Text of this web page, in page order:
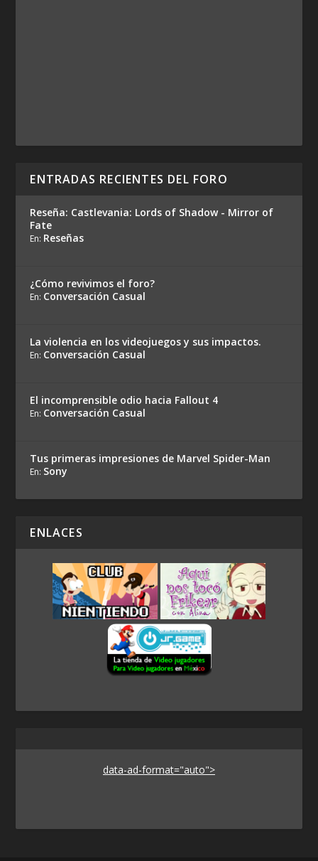
ENTRADAS RECIENTES DEL FORO
Reseña: Castlevania: Lords of Shadow - Mirror of
Fate
En: Reseñas
¿Cómo revivimos el foro?
En: Conversación Casual
La violencia en los videojuegos y sus impactos.
En: Conversación Casual
El incomprensible odio hacia Fallout 4
En: Conversación Casual
Tus primeras impresiones de Marvel Spider-Man
En: Sony
ENLACES
data-ad-format="auto">